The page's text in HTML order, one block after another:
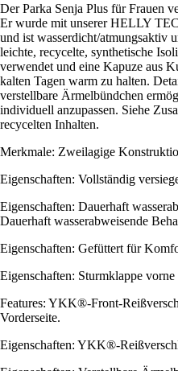
Der Parka Senja Plus für Frauen
Er wurde mit unserer HELLY
und ist wasserdicht/atmungsaktiv
leichte, recycelte, synthetische
verwendet und eine Kapuze aus
kalten Tagen warm zu halten.
verstellbare Ärmelbündchen
individuell anzupassen. Siehe
recycelten Inhalten.
Merkmale: Zweilagige
Eigenschaften: Vollständig
Eigenschaften: Dauerhaft
Dauerhaft wasserabweisende
Eigenschaften: Gefüttert für
Eigenschaften: Sturmklappe vorne
Features: YKK®-Front-
Vorderseite.
Eigenschaften: YKK®-